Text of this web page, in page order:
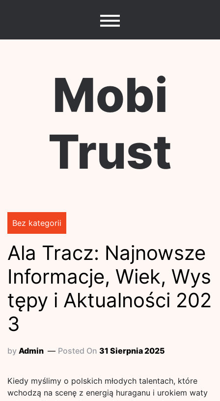
Mobi
Trust
Bez kategorii
Ala Tracz: Najnowsze
Informacje, Wiek, Wys
tępy i Aktualności 202
3
by Admin Posted On 31 Sierpnia 2025
Kiedy myślimy o polskich młodych talentach, które
wchodzą na scenę z energią huraganu i urokiem waty